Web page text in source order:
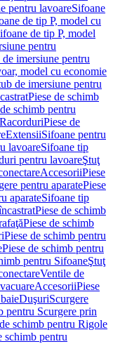
pentru lavoareSifoane
de tip P, model cu
de tip P, model
pentru
imersiune pentru
model cu economie
de imersiune pentru
Piese de schimb
schimb pentru
RacorduriPiese de
ExtensiiSifoane pentru
lavoareSifoane tip
pentru lavoareŞtuţ
AccesoriiPiese
pentru aparatePiese
aparateSifoane tip
Piese de schimb
Piese de schimb
Piese de schimb pentru
Piese de schimb pentru
pentru SifoaneŞtuţ
Ventile de
AccesoriiPiese
DuşuriScurgere
pentru Scurgere prin
schimb pentru Rigole
schimb pentru